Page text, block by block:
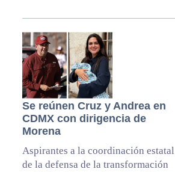
Se reúnen Cruz y Andrea en
CDMX con dirigencia de
Morena
Aspirantes a la coordinación estatal
de la defensa de la transformación